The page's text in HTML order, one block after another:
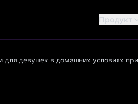
Продукт
для девушек в домашних условиях